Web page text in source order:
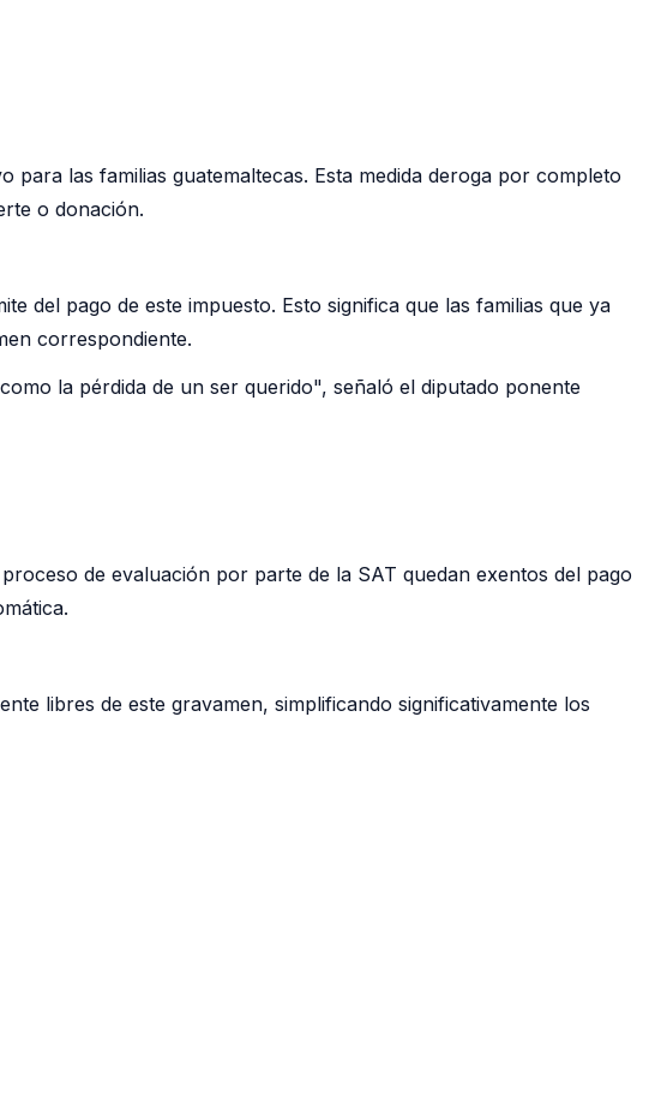
las familias guatemaltecas. Esta medida deroga por completo
o donación.
del pago de este impuesto. Esto significa que las familias que ya
correspondiente.
la pérdida de un ser querido", señaló el diputado ponente
de evaluación por parte de la SAT quedan exentos del pago
libres de este gravamen, simplificando significativamente los